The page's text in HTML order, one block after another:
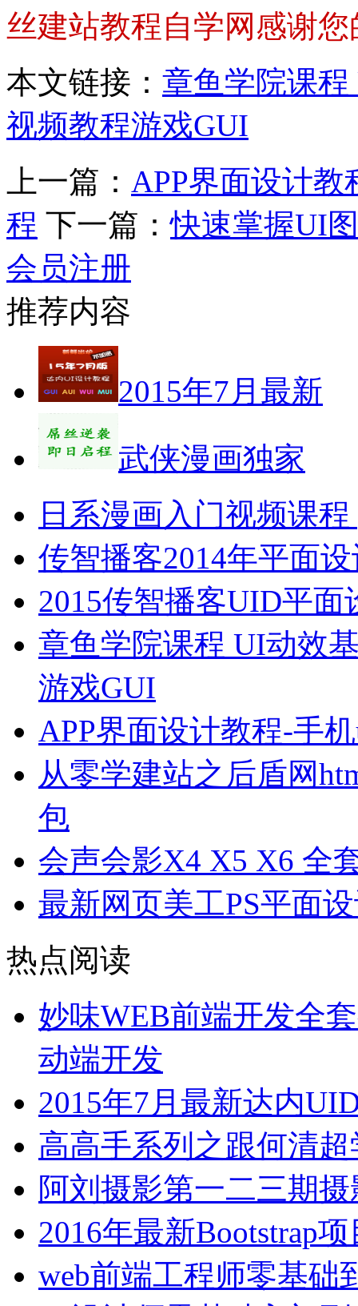
丝建站教程自学网感谢
本文链接： 章鱼学院课
视频教程游戏GUI
上一篇： APP界面设计
程 下一篇：快速掌握UI
会员注册
推荐内容
2015年7月最新
武侠漫画独家
日系漫画入门视频课
传智播客2014年平面
2015传智播客UID平
章鱼学院课程 UI动效
游戏GUI
APP界面设计教程-手
从零学建站之后盾网
包
会声会影X4 X5 X6 全
最新网页美工PS平面
热点阅读
妙味WEB前端开发全
动端开发
2015年7月最新达内
高高手系列之跟何清
阿刘摄影第一二三期
2016年最新Bootstrap
web前端工程师零基础